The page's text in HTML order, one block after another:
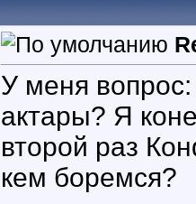
У меня вопрос:
актары? Я
второй раз
кем боремся?